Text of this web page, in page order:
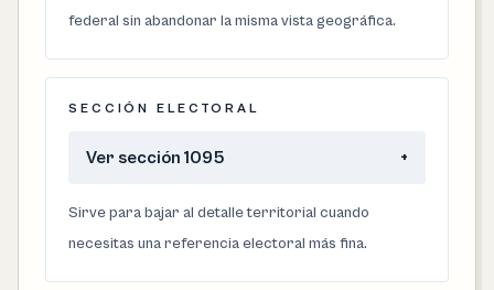
federal sin abandonar la misma vista geográfica.
SECCIÓN ELECTORAL
Ver sección 1095 +
Sirve para bajar al detalle territorial cuando
necesitas una referencia electoral más fina.